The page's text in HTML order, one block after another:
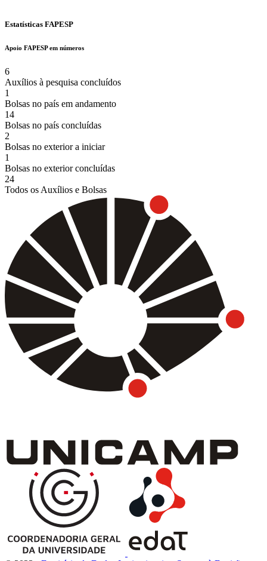
Estatísticas FAPESP
Apoio FAPESP em números
6
Auxílios à pesquisa concluídos
1
Bolsas no país em andamento
14
Bolsas no país concluídas
2
Bolsas no exterior a iniciar
1
Bolsas no exterior concluídas
24
Todos os Auxílios e Bolsas